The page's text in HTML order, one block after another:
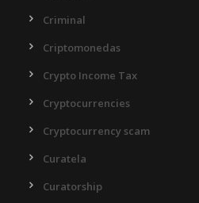
Criminal
Criptomonedas
Crypto Income Tax
Cryptocurrencies
Cryptocurrency scam
Curatela
Curatorship